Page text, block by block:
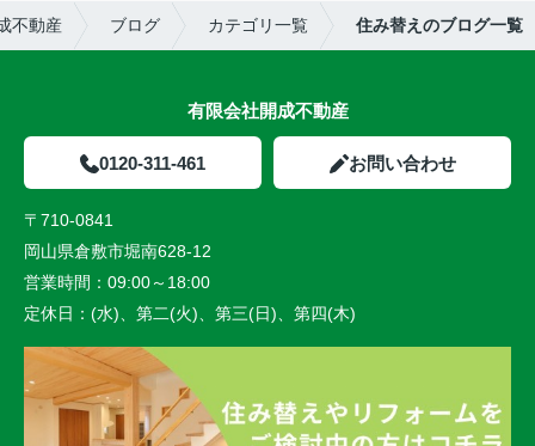
不動産 ブログ カテゴリ一覧 住み替えのブログ一覧
有限会社開成不動産
0120-311-461 お問い合わせ
〒710-0841
岡山県倉敷市堀南628-12
営業時間： 09:00～18:00
定休日： (水)、第二(火)、第三(日)、第四(木)